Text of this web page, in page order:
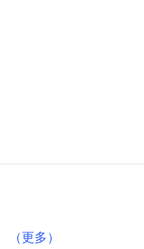
（更多）